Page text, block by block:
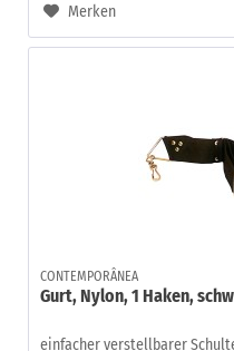
Merken
CONTEMPORÂNEA
Gurt, Nylon, 1 Haken,
einfacher verstellbarer